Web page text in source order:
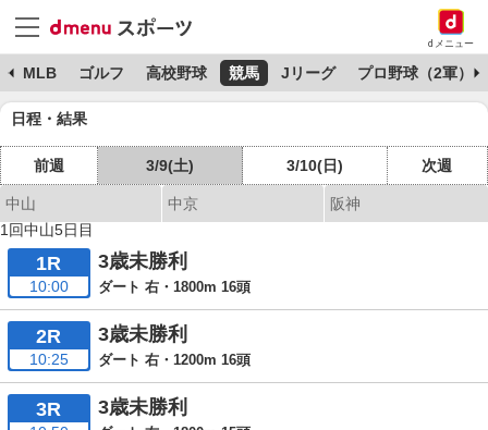
dメニュー
MLB ゴルフ 高校野球 競馬 Jリーグ プロ野球（2軍）
日程・結果
前週 3/9(土) 3/10(日) 次週
中山 中京
阪神
1回中山5日目
1R
10:00
3歳未勝利
ダート 右・1800m 16頭
2R
10:25
3歳未勝利
ダート 右・1200m 16頭
3R 3歳未勝利